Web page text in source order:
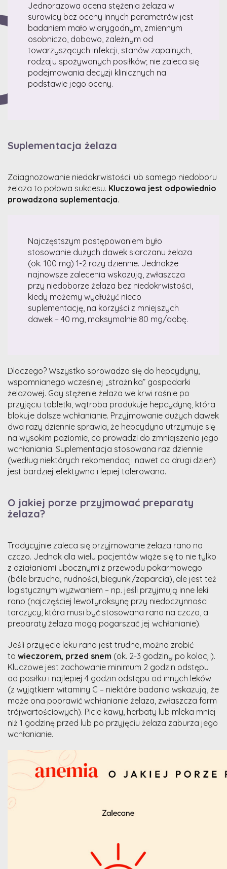
Jednorazowa ocena stężenia żelaza w
surowicy bez oceny innych parametrów jest
badaniem mało wiarygodnym, zmiennym
osobniczo, dobowo, zależnym od
towarzyszących infekcji, stanów zapalnych,
rodzaju spożywanych posiłków; nie zaleca się
podejmowania decyzji klinicznych na
podstawie jego oceny.
Suplementacja żelaza
Zdiagnozowanie niedokrwistości lub samego niedoboru
żelaza to połowa sukcesu. Kluczowa jest odpowiednio
prowadzona suplementacja.
Najczęstszym postępowaniem było
stosowanie dużych dawek siarczanu żelaza
(ok. 100 mg) 1-2 razy dziennie. Jednakże
najnowsze zalecenia wskazują, zwłaszcza
przy niedoborze żelaza bez niedokrwistości,
kiedy możemy wydłużyć nieco
suplementację, na korzyści z mniejszych
dawek – 40 mg, maksymalnie 80 mg/dobę.
Dlaczego? Wszystko sprowadza się do hepcydyny,
wspomnianego wcześniej „strażnika” gospodarki
żelazowej. Gdy stężenie żelaza we krwi rośnie po
przyjęciu tabletki, wątroba produkuje hepcydynę, która
blokuje dalsze wchłanianie. Przyjmowanie dużych dawek
dwa razy dziennie sprawia, że hepcydyna utrzymuje się
na wysokim poziomie, co prowadzi do zmniejszenia jego
wchłaniania. Suplementacja stosowana raz dziennie
(według niektórych rekomendacji nawet co drugi dzień)
jest bardziej efektywna i lepiej tolerowana.
O jakiej porze przyjmować preparaty
żelaza?
Tradycyjnie zaleca się przyjmowanie żelaza rano na
czczo. Jednak dla wielu pacjentów wiąże się to nie tylko
z działaniami ubocznymi z przewodu pokarmowego
(bóle brzucha, nudności, biegunki/zaparcia), ale jest też
logistycznym wyzwaniem – np. jeśli przyjmują inne leki
rano (najczęściej lewotyroksynę przy niedoczynności
tarczycy, która musi być stosowana rano na czczo, a
preparaty żelaza mogą pogarszać jej wchłanianie).
Jeśli przyjęcie leku rano jest trudne, można zrobić
to wieczorem, przed snem (ok. 2-3 godziny po kolacji).
Kluczowe jest zachowanie minimum 2 godzin odstępu
od posiłku i najlepiej 4 godzin odstępu od innych leków
(z wyjątkiem witaminy C – niektóre badania wskazują, że
może ona poprawić wchłanianie żelaza, zwłaszcza form
trójwartościowych). Picie kawy, herbaty lub mleka mniej
niż 1 godzinę przed lub po przyjęciu żelaza zaburza jego
wchłanianie.